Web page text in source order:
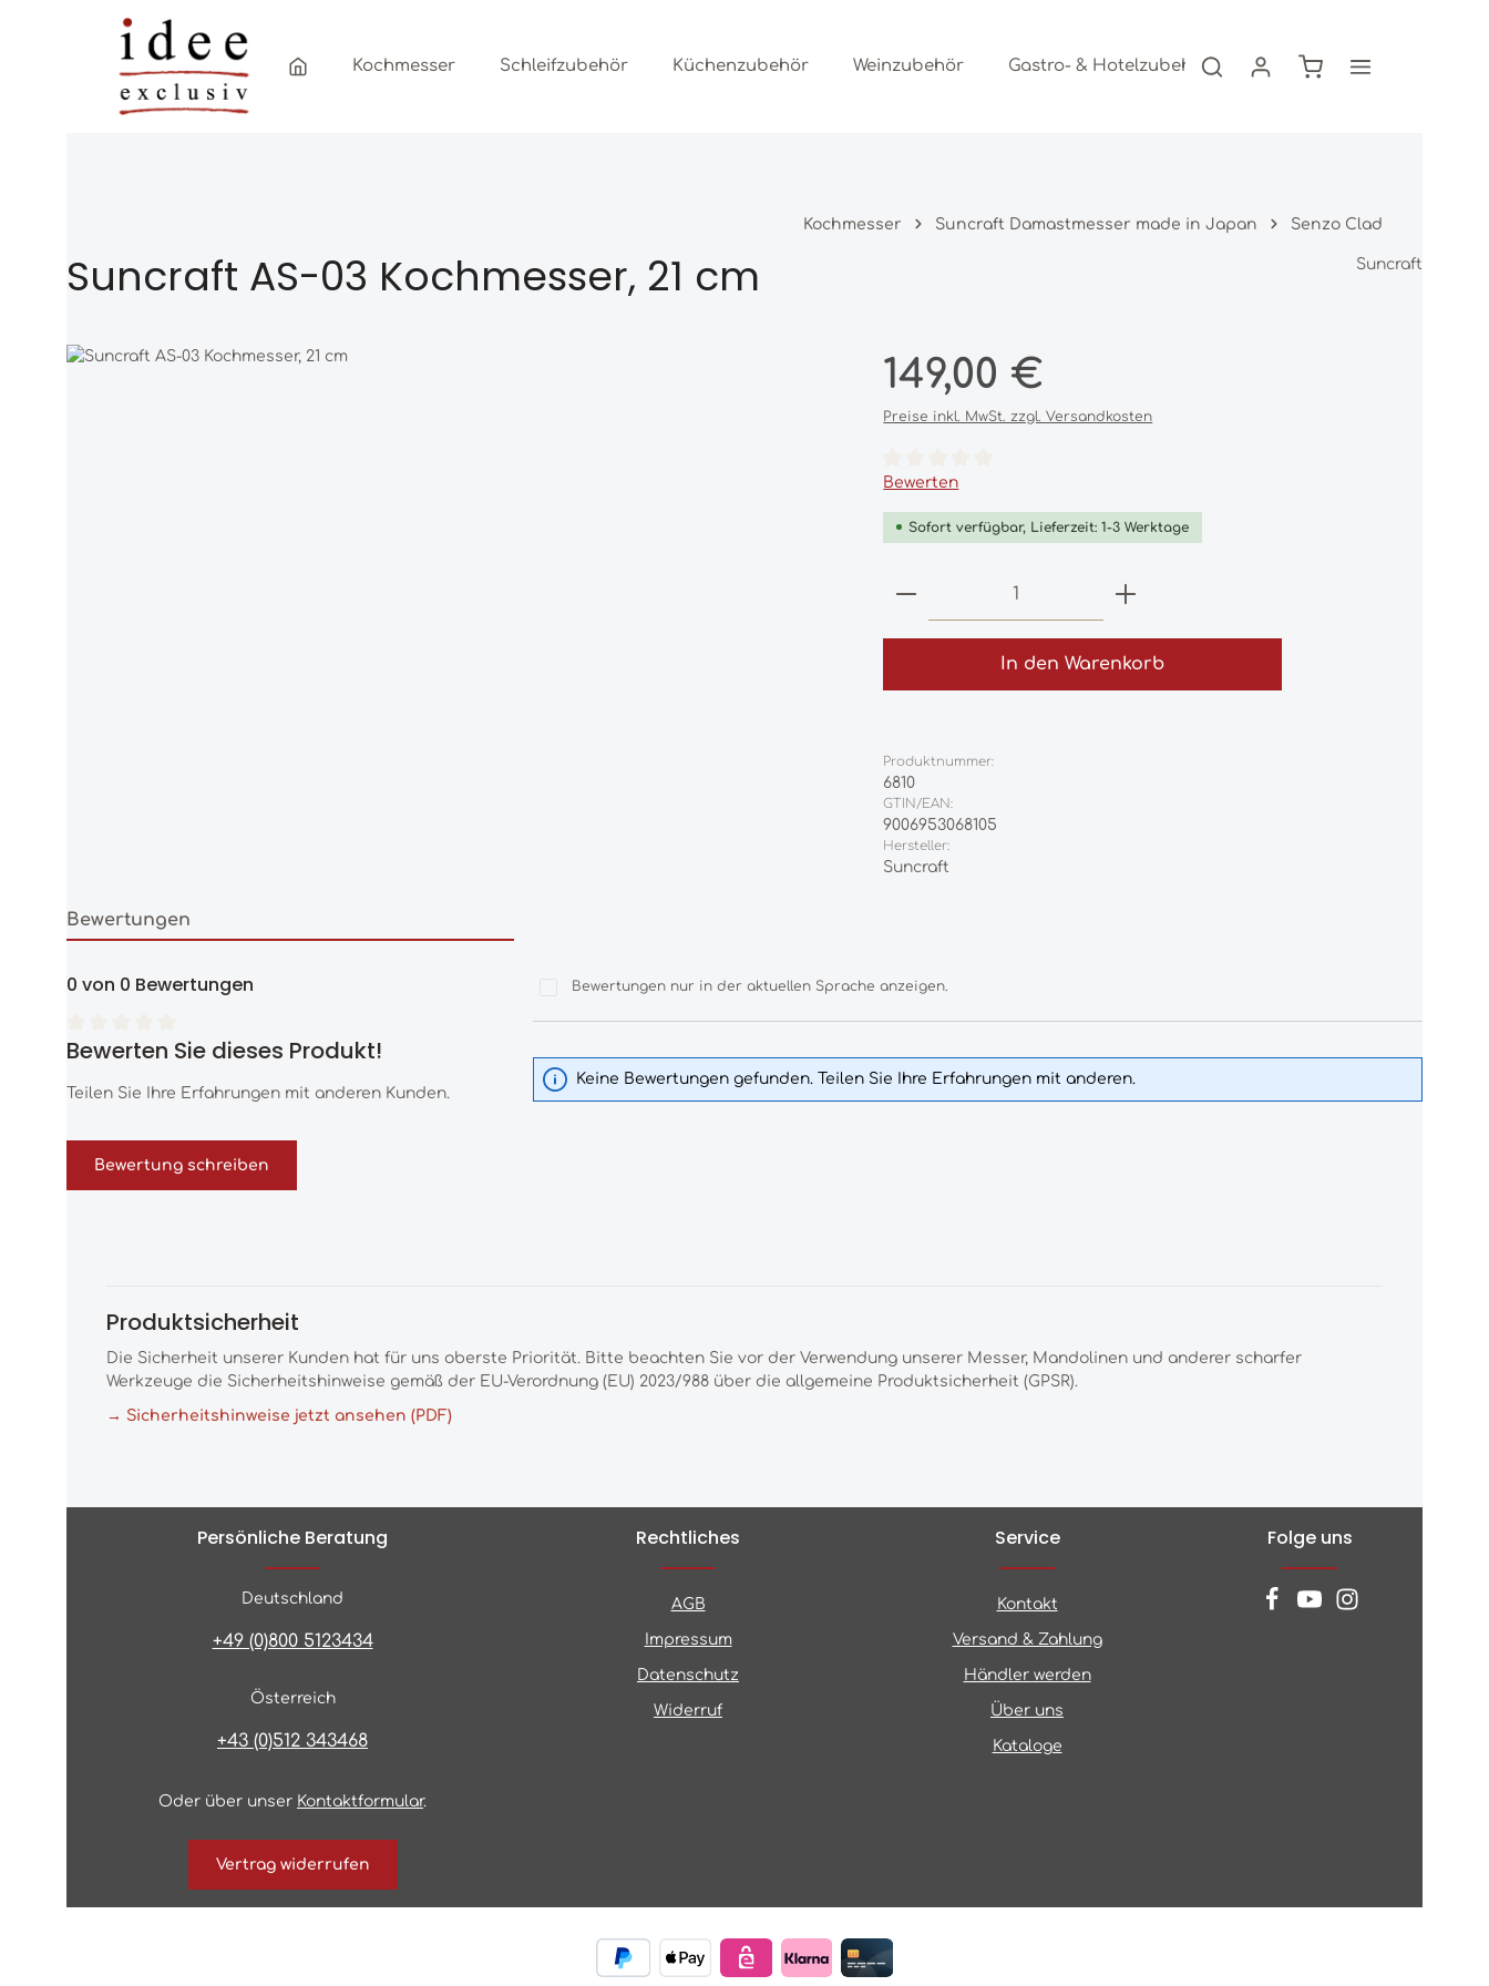
Zum Hauptinhalt springen
Zur Hauptnavigation springen
Kochmesser Schleifzubehör Küchenzubehör Weinzubehör Gastro- & Hotelzubehör Freizeitartikel
Warenkorb enthält
Kochmesser Suncraft Damastmesser made in Japan Senzo Clad
Suncraft AS-03 Kochmesser, 21 cm Suncraft
Bildergalerie überspringen Regulärer Preis:
149,00 €
Preise inkl. MwSt. zzgl. Versandkosten
Durchschnittliche Bewertung von 0 von 5 Sternen
Bewerten
Sofort verfügbar, Lieferzeit: 1-3 Werktage
Produkt Anzahl: Gib den gewünschten
In den Warenkorb
Produktnummer:
6810
GTIN/EAN:
9006953068105
Hersteller:
Suncraft
Bewertungen
0 von 0 Bewertungen
Durchschnittliche Bewertung von 0 von 5 Sternen
Bewerten Sie dieses Produkt!
Teilen Sie Ihre Erfahrungen mit anderen Kunden.
Bewertung schreiben
Bewertungen nur in der aktuellen Sprache anzeigen.
Keine Bewertungen gefunden. Teilen Sie Ihre Erfahrungen mit anderen.
Produktsicherheit
Die Sicherheit unserer Kunden hat für uns oberste Priorität. Bitte beachten Sie vor der Verwendung unserer Messer, Mandolinen und anderer scharfer
Werkzeuge die Sicherheitshinweise gemäß der EU-Verordnung (EU) 2023/988 über die allgemeine Produktsicherheit (GPSR).
→ Sicherheitshinweise jetzt ansehen (PDF)
Persönliche Beratung
Deutschland
+49 (0)800 5123434
Österreich
+43 (0)512 343468
Oder über unser Kontaktformular.
Vertrag widerrufen
Rechtliches
AGB
Impressum
Datenschutz
Widerruf
Service
Kontakt
Versand & Zahlung
Händler werden
Über uns
Kataloge
Folge uns